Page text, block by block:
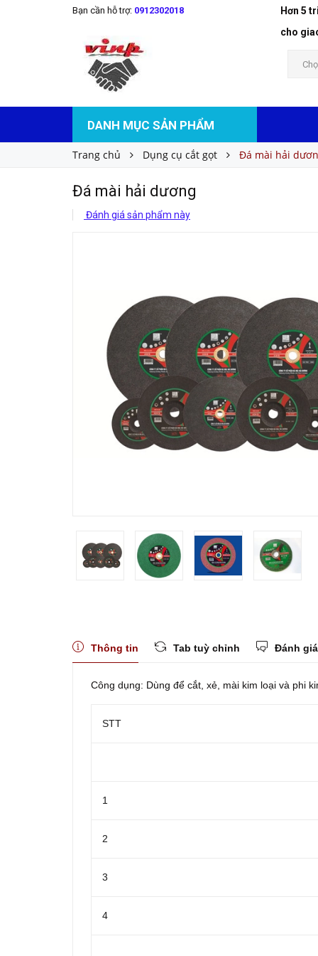
Bạn cần hỗ trợ: 0912302018
Hơn 5
cho
DANH MỤC SẢN PHẨM
Trang chủ Dụng cụ cắt gọt Đá mài hải
Đá mài hải dương
Đánh giá sản phẩm này
Đá mài hải dương
Thông tin Tab tuỳ chỉnh Đánh giá
Công dụng: Dùng để cắt, xẻ, mài kim loại và phi
STT
1
2
3
4